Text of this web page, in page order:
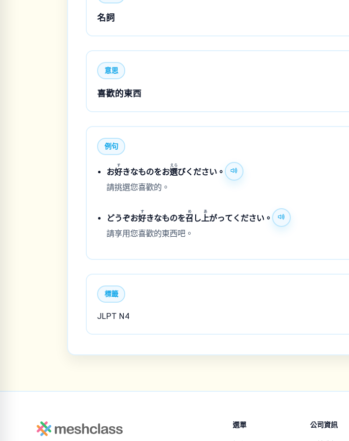
名詞
意思
喜歡的東西
例句
お好
す
きなものをお選
えら
びください。
請挑選您喜歡的。
どうぞお好
す
きなものを召
め
し上
あ
がってください。
請享用您喜歡的東西吧。
標籤
JLPT N4
選單 公司資訊